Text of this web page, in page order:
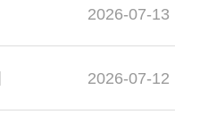
2026-07-13
2026-07-12